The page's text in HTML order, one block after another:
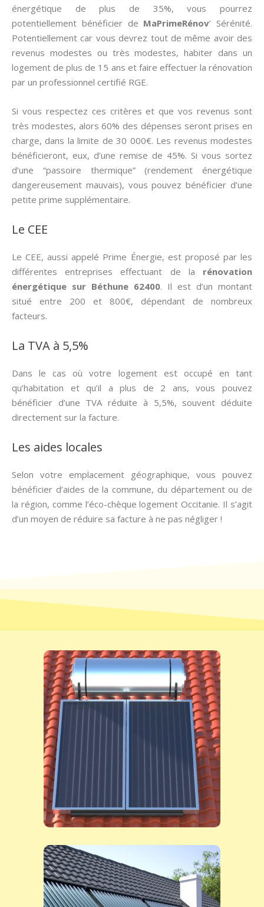
énergétique de plus de 35%, vous pourrez
potentiellement bénéficier de MaPrimeRénov’ Sérénité.
Potentiellement car vous devrez tout de même avoir des
revenus modestes ou très modestes, habiter dans un
logement de plus de 15 ans et faire effectuer la rénovation
par un professionnel certifié RGE.
Si vous respectez ces critères et que vos revenus sont
très modestes, alors 60% des dépenses seront prises en
charge, dans la limite de 30 000€. Les revenus modestes
bénéficieront, eux, d’une remise de 45%. Si vous sortez
d’une “passoire thermique” (rendement énergétique
dangereusement mauvais), vous pouvez bénéficier d’une
petite prime supplémentaire.
Le CEE
Le CEE, aussi appelé Prime Énergie, est proposé par les
différentes entreprises effectuant de la rénovation
énergétique sur Béthune 62400. Il est d’un montant
situé entre 200 et 800€, dépendant de nombreux
facteurs.
La TVA à 5,5%
Dans le cas où votre logement est occupé en tant
qu’habitation et qu’il a plus de 2 ans, vous pouvez
bénéficier d’une TVA réduite à 5,5%, souvent déduite
directement sur la facture.
Les aides locales
Selon votre emplacement géographique, vous pouvez
bénéficier d’aides de la commune, du département ou de
la région, comme l’éco-chèque logement Occitanie. Il s’agit
d’un moyen de réduire sa facture à ne pas négliger !